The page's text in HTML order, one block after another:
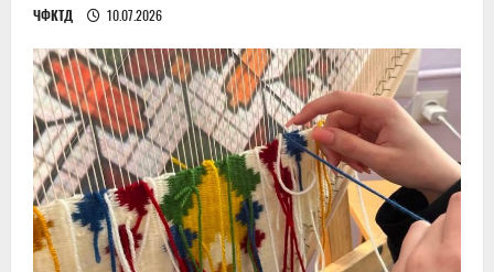
ЧФКТД 10.07.2026